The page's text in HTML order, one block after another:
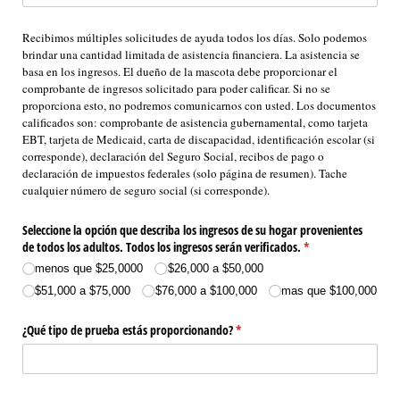
Recibimos múltiples solicitudes de ayuda todos los días. Solo podemos
brindar una cantidad limitada de asistencia financiera. La asistencia se
basa en los ingresos. El dueño de la mascota debe proporcionar el
comprobante de ingresos solicitado para poder calificar. Si no se
proporciona esto, no podremos comunicarnos con usted. Los documentos
calificados son: comprobante de asistencia gubernamental, como tarjeta
EBT, tarjeta de Medicaid, carta de discapacidad, identificación escolar (si
corresponde), declaración del Seguro Social, recibos de pago o
declaración de impuestos federales (solo página de resumen). Tache
cualquier número de seguro social (si corresponde).
Seleccione la opción que describa los ingresos de su hogar provenientes
de todos los adultos. Todos los ingresos serán verificados. *
(required)
menos que $25,0000
$26,000 a $50,000
$51,000 a $75,000
$76,000 a $100,000 mas que $100,000
¿Qué tipo de prueba estás proporcionando?*
(required)